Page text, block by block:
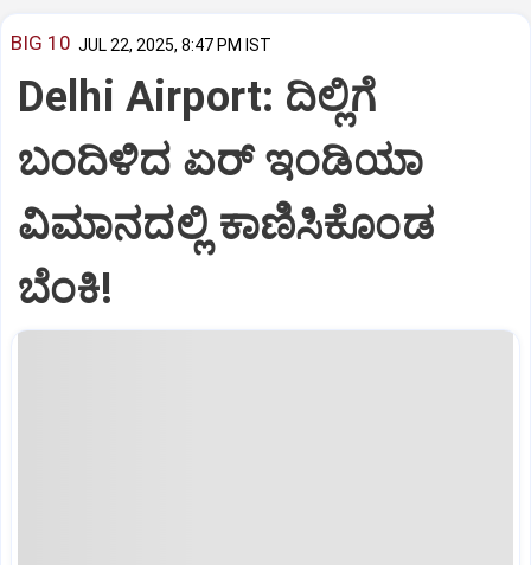
BIG 10 JUL 22, 2025, 8:47 PM IST
Delhi Airport: ದಿಲ್ಲಿಗೆ
ಬಂದಿಳಿದ ಏರ್‌ ಇಂಡಿಯಾ
ವಿಮಾನದಲ್ಲಿ ಕಾಣಿಸಿಕೊಂಡ
ಬೆಂಕಿ!